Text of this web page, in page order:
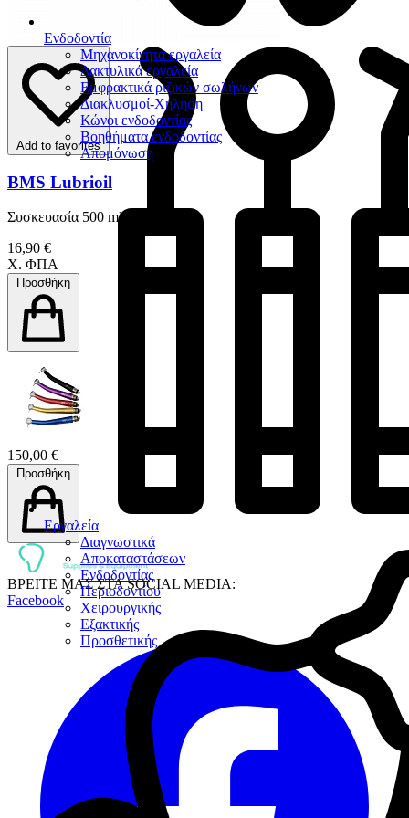
Ενδοδοντία
Μηχανοκίνητα εργαλεία
Δακτυλικά εργαλεία
Εμφρακτικά ριζικών σωλήνων
Διακλυσμοί-Χήληση
Κώνοι ενδοδοντίας
Βοηθήματα ενδοδοντίας
Απομόνωση
Εργαλεία
Διαγνωστικά
Αποκαταστάσεων
Ενδοδοντίας
Περιοδοντίου
Χειρουργικής
Εξακτικής
Προσθετικής
Add to favorites
BMS Lubrioil
Συσκευασία 500 ml
16,90 €
Χ. ΦΠΑ
Προσθήκη
150,00 €
Προσθήκη
ΒΡΕΙΤΕ ΜΑΣ ΣΤΑ SOCIAL MEDIA:
Facebook